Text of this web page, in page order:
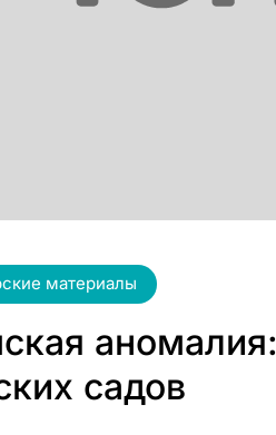
материалы
садов